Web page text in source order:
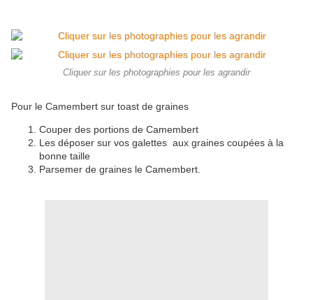
Cliquer sur les photographies pour les agrandir
Pour le Camembert sur toast de graines
Couper des portions de Camembert
Les déposer sur vos galettes aux graines coupées à la
bonne taille
Parsemer de graines le Camembert.